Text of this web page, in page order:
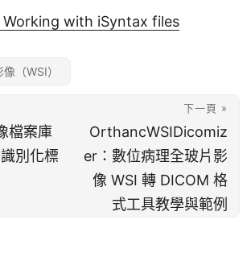
Working with iSyntax files
（WSI）
檔案庫
別化標
下一頁 »
OrthancWSIDicomiz
er：數位病理全玻片影
像 WSI 轉 DICOM 格
式工具教學與範例